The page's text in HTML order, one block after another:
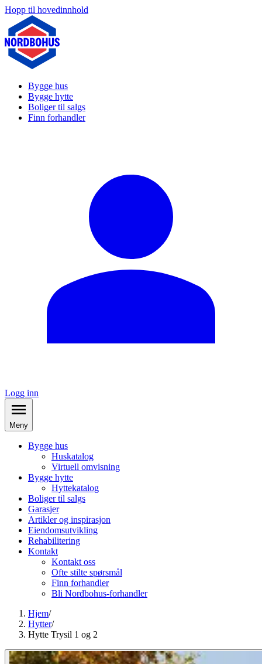
Hopp til hovedinnhold
Bygge hus
Bygge hytte
Boliger til salgs
Finn forhandler
Logg inn
Meny
Bygge hus
Huskatalog
Virtuell omvisning
Bygge hytte
Hyttekatalog
Boliger til salgs
Garasjer
Artikler og inspirasjon
Eiendomsutvikling
Rehabilitering
Kontakt
Kontakt oss
Ofte stilte spørsmål
Finn forhandler
Bli Nordbohus-forhandler
Hjem/
Hytter/
Hytte Trysil 1 og 2